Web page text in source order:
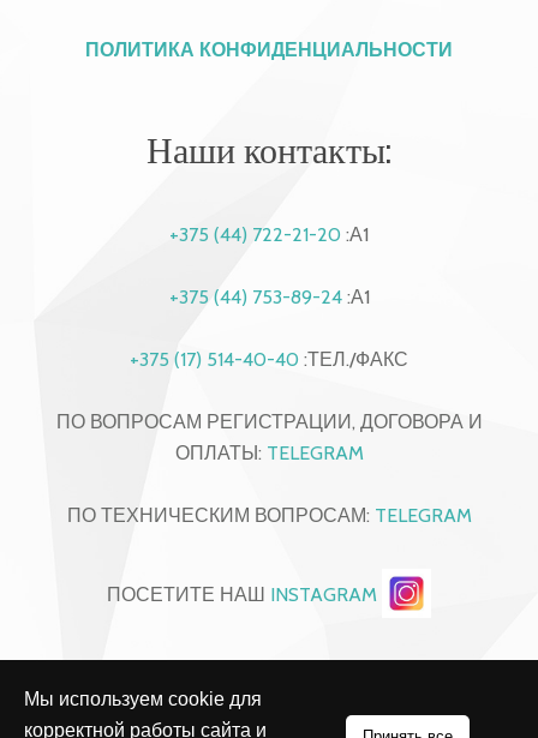
ПОЛИТИКА КОНФИДЕНЦИАЛЬНОСТИ
Наши контакты:
+375 (44) 722-21-20 :А1
+375 (44) 753-89-24:А1
+375 (17) 514-40-40 :ТЕЛ./ФАКС
ПО ВОПРОСАМ РЕГИСТРАЦИИ, ДОГОВОРА И
ОПЛАТЫ: TELEGRAM
ПО ТЕХНИЧЕСКИМ ВОПРОСАМ: TELEGRAM
ПОСЕТИТЕ НАШ INSTAGRAM